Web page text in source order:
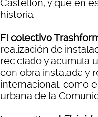
Castellón, y que en
historia.
Elcolectivo
realización de
reciclado y acumula
con obra instalada y
internacional, como
urbana de la